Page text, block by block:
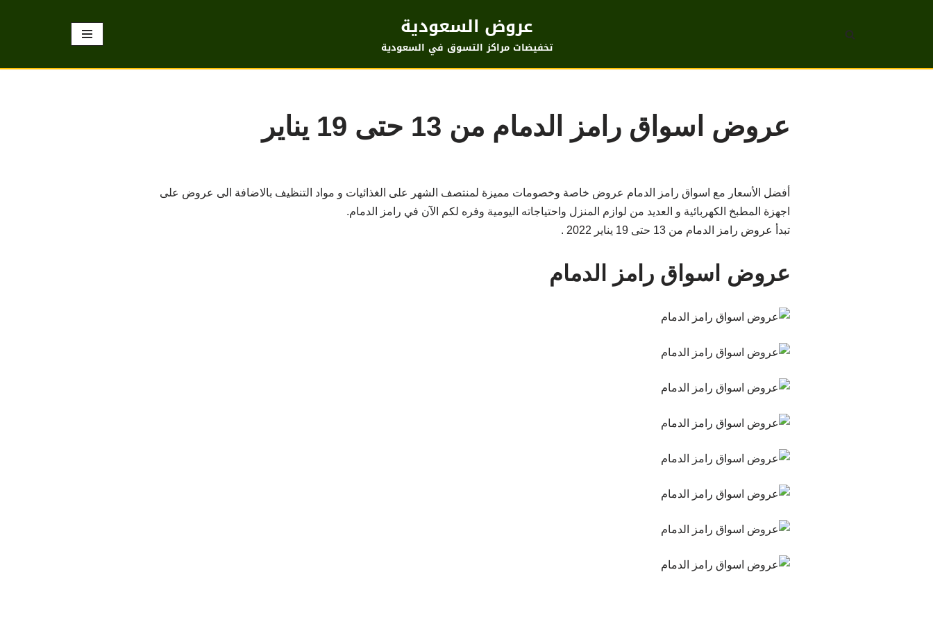
عروض السعودية
تخفيضات مراكز التسوق في السعودية
عروض اسواق رامز الدمام من 13 حتى 19 يناير
أفضل الأسعار مع اسواق رامز الدمام عروض خاصة وخصومات مميزة لمنتصف الشهر على الغذائيات و مواد التنظيف بالاضافة الى عروض على
اجهزة المطبخ الكهربائية و العديد من لوازم المنزل واحتياجاته اليومية وفره لكم الآن في رامز الدمام.
تبدأ عروض رامز الدمام من 13 حتى 19 يناير 2022 .
عروض اسواق رامز الدمام